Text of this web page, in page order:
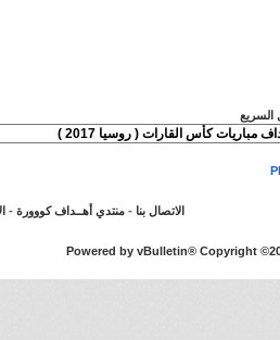
السريع
الاتصال بنا - منتدي أهــداف كووورة -
Powered by vBulletin® Copyright